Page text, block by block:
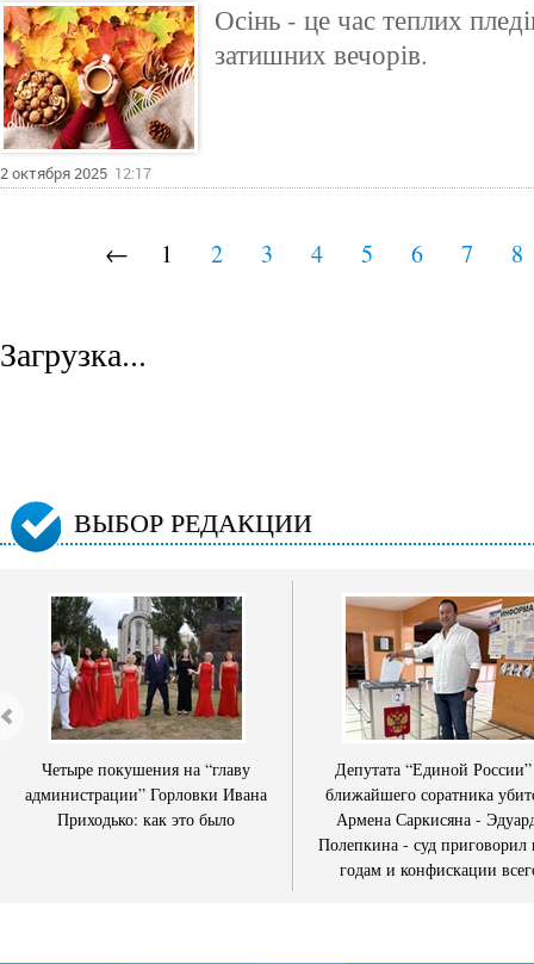
Осінь - це час теплих
затишних вечорів.
2 октября 2025 12:17
← 1 2 3 4 5 6 7 8
Загрузка...
ВЫБОР РЕДАКЦИИ
Четыре покушения на “главу
администрации” Горловки Ивана
Приходько: как это было
Депутата “Единой
ближайшего соратника
Армена Саркисяна -
Полепкина - суд приговорил
годам и конфискации